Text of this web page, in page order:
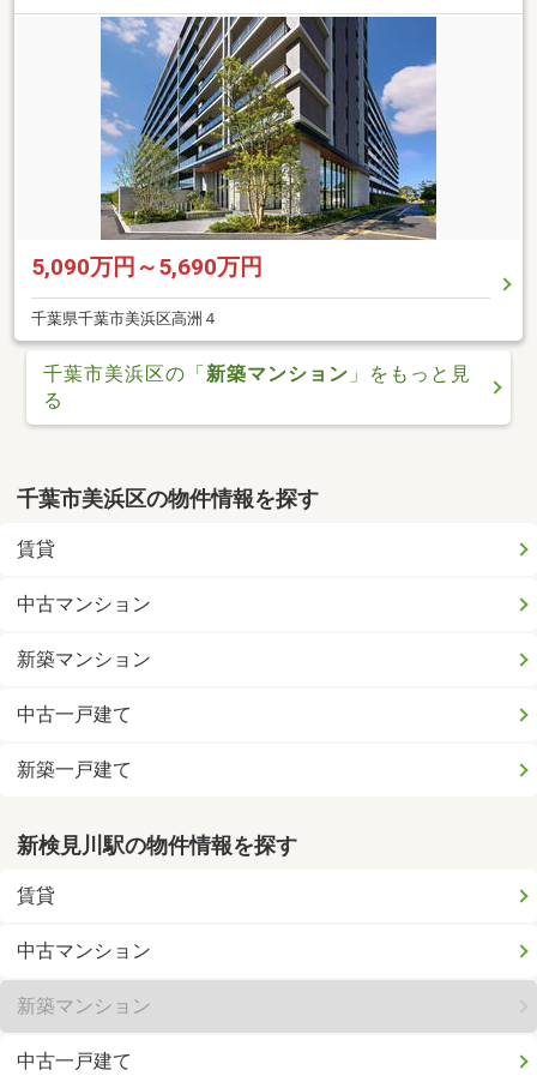
5,090万円～5,690万円
千葉県千葉市美浜区高洲４
千葉市美浜区の「 新築マンション 」をもっと見
る
千葉市美浜区の物件情報を探す
賃貸
中古マンション
新築マンション
中古一戸建て
新築一戸建て
新検見川駅の物件情報を探す
賃貸
中古マンション
新築マンション
中古一戸建て